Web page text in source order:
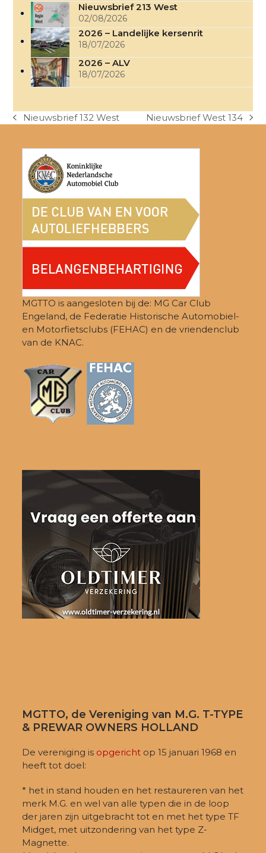
Nieuwsbrief 213 West
02/08/2026
2026 – Landelijke kersenrit
18/07/2026
2026 – ALV
18/07/2026
previous
Nieuwsbrief 132 West
next
Nieuwsbrief West 134
MGTTO is aangesloten bij de: MG Car Club
Engeland, de Federatie Historische Automobiel-
en Motorfietsclubs (FEHAC) en de vriendenclub
van de KNAC.
MGTTO, de Vereniging van M.G. T-TYPE
& PREWAR OWNERS HOLLAND
De vereniging is opgericht op 15 januari 1968 en
heeft tot doel:
* het in stand houden en het restaureren van het
merk M.G. en wel van alle typen die in de loop
der jaren zijn uitgebracht tot en met het type TF
Midget, met uitzondering van het type Z-
Magnette.